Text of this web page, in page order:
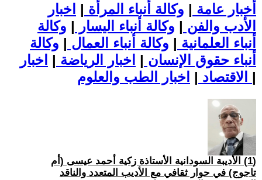
أخبار عامة | وكالة أنباء المرأة | اخبار
الأدب والفن | وكالة أنباء اليسار | وكالة
أنباء العلمانية | وكالة أنباء العمال | وكالة
أنباء حقوق الإنسان | اخبار الرياضة | اخبار
الاقتصاد | |
(1) الأديبة السودانية الأستاذة زكية أحمد عيسى (أم
تاجوج) في حوار ثقافي مع الأديب المتعدد والناقد